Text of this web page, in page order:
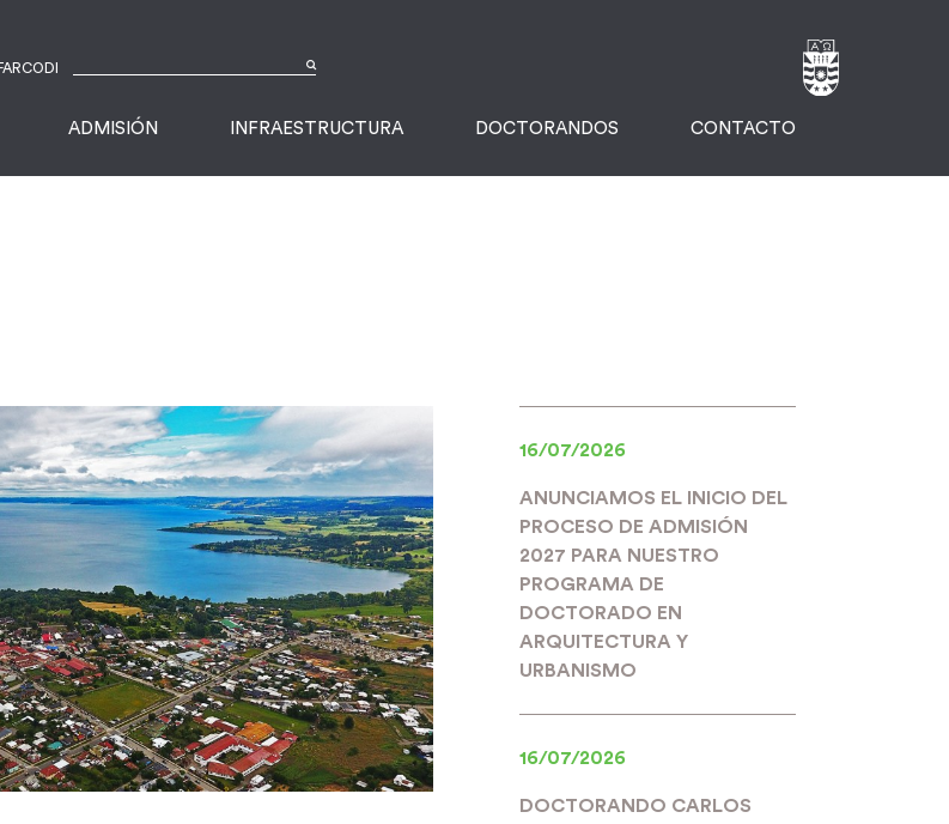
FARCODI
ADMISIÓN INFRAESTRUCTURA DOCTORANDOS CONTACTO
16/07/2026
ANUNCIAMOS EL INICIO DEL
PROCESO DE ADMISIÓN
2027 PARA NUESTRO
PROGRAMA DE
DOCTORADO EN
ARQUITECTURA Y
URBANISMO
16/07/2026
DOCTORANDO CARLOS